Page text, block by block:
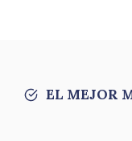
EL MEJOR